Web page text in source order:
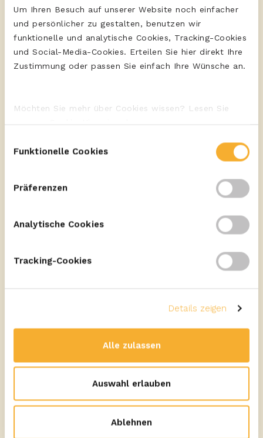
Um Ihren Besuch auf unserer Website noch einfacher
und persönlicher zu gestalten, benutzen wir
funktionelle und analytische Cookies, Tracking-Cookies
und Social-Media-Cookies. Erteilen Sie hier direkt Ihre
Zustimmung oder passen Sie einfach Ihre Wünsche an.
Möchten Sie mehr über Cookies wissen? Lesen Sie
erfahren, wer wir sind und wie wir Ihre persönlichen
Funktionelle Cookies
Präferenzen
Analytische Cookies
Tracking-Cookies
Details zeigen
Alle zulassen
Auswahl erlauben
Ablehnen
ERU Cheese Spread Gouda
Käsespätzle mit Gouda
und Pfifferlingen
ERU Cheese Spread Gouda